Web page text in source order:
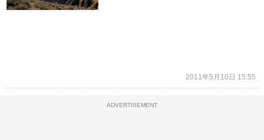
2011年5月10日 15:55
ADVERTISEMENT